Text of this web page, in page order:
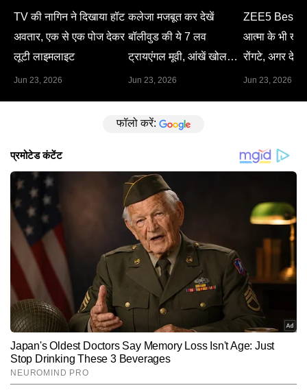
TV की नागिन ने दिखाया हॉट
अवतार, एक से एक पोज देकर
लूटी लाइमलाइट
Jun 23, 2026
कलेजा मजबूत कर देखें
बॉलीवुड की ये 7 लव
ट्रायएंगल मूवी, आंखें खोल
देगा हर सीन
Jun 23, 2026
ZEE5 Best
आत्मा के भी खड़े
रोंगटे, अगर देख
Jun 23, 2026
फॉलो करें: